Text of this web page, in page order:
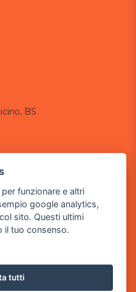
BS
funzionare e altri
google analytics,
sito. Questi ultimi
il tuo consenso.
tutti